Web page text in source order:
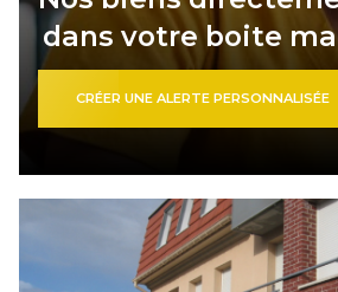
dans votre boite
CRÉER UNE ALERTE PERSONNALISÉE